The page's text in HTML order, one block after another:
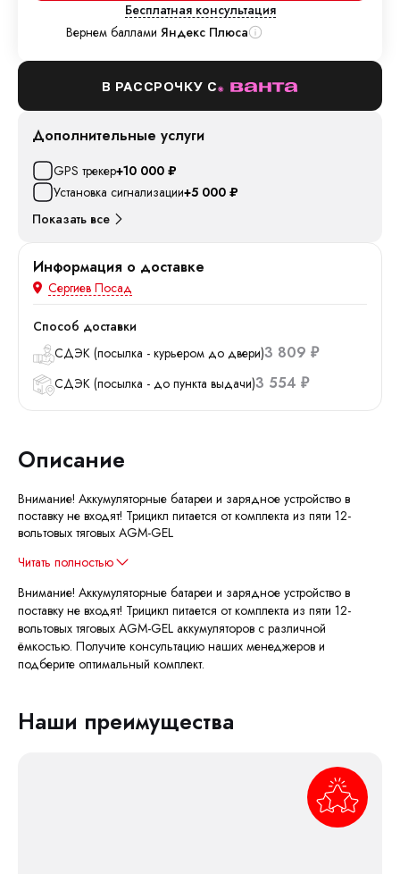
Бесплатная консультация
Вернем баллами Яндекс Плюса
В РАССРОЧКУ С
Дополнительные услуги
GPS трекер+10 000 ₽
Установка сигнализации+5 000 ₽
Показать все
Информация о доставке
Сергиев Посад
Способ доставки
СДЭК (посылка - курьером до двери)3 809 ₽
СДЭК (посылка - до пункта выдачи)3 554 ₽
Описание
Внимание! Аккумуляторные батареи и зарядное устройство в
поставку не входят! Трицикл питается от комплекта из пяти 12-
вольтовых тяговых AGM-GEL
Читать полностью
Внимание! Аккумуляторные батареи и зарядное устройство в
поставку не входят! Трицикл питается от комплекта из пяти 12-
вольтовых тяговых AGM-GEL аккумуляторов с различной
ёмкостью. Получите консультацию наших менеджеров и
подберите оптимальный комплект.
Наши преимущества